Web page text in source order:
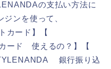
の支払い方法に
ンを使って、
カード】【
ード 使えるの？】【
銀行振り込